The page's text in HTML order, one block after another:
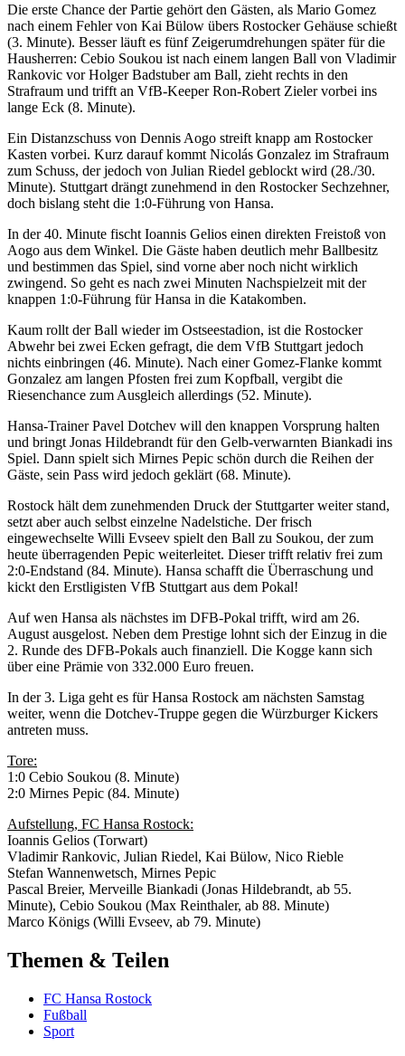
Die erste Chance der Partie gehört den Gästen, als Mario Gomez
nach einem Fehler von Kai Bülow übers Rostocker Gehäuse schießt
(3. Minute). Besser läuft es fünf Zeigerumdrehungen später für die
Hausherren: Cebio Soukou ist nach einem langen Ball von Vladimir
Rankovic vor Holger Badstuber am Ball, zieht rechts in den
Strafraum und trifft an VfB-Keeper Ron-Robert Zieler vorbei ins
lange Eck (8. Minute).
Ein Distanzschuss von Dennis Aogo streift knapp am Rostocker
Kasten vorbei. Kurz darauf kommt Nicolás Gonzalez im Strafraum
zum Schuss, der jedoch von Julian Riedel geblockt wird (28./30.
Minute). Stuttgart drängt zunehmend in den Rostocker Sechzehner,
doch bislang steht die 1:0-Führung von Hansa.
In der 40. Minute fischt Ioannis Gelios einen direkten Freistoß von
Aogo aus dem Winkel. Die Gäste haben deutlich mehr Ballbesitz
und bestimmen das Spiel, sind vorne aber noch nicht wirklich
zwingend. So geht es nach zwei Minuten Nachspielzeit mit der
knappen 1:0-Führung für Hansa in die Katakomben.
Kaum rollt der Ball wieder im Ostseestadion, ist die Rostocker
Abwehr bei zwei Ecken gefragt, die dem VfB Stuttgart jedoch
nichts einbringen (46. Minute). Nach einer Gomez-Flanke kommt
Gonzalez am langen Pfosten frei zum Kopfball, vergibt die
Riesenchance zum Ausgleich allerdings (52. Minute).
Hansa-Trainer Pavel Dotchev will den knappen Vorsprung halten
und bringt Jonas Hildebrandt für den Gelb-verwarnten Biankadi ins
Spiel. Dann spielt sich Mirnes Pepic schön durch die Reihen der
Gäste, sein Pass wird jedoch geklärt (68. Minute).
Rostock hält dem zunehmenden Druck der Stuttgarter weiter stand,
setzt aber auch selbst einzelne Nadelstiche. Der frisch
eingewechselte Willi Evseev spielt den Ball zu Soukou, der zum
heute überragenden Pepic weiterleitet. Dieser trifft relativ frei zum
2:0-Endstand (84. Minute). Hansa schafft die Überraschung und
kickt den Erstligisten VfB Stuttgart aus dem Pokal!
Auf wen Hansa als nächstes im DFB-Pokal trifft, wird am 26.
August ausgelost. Neben dem Prestige lohnt sich der Einzug in die
2. Runde des DFB-Pokals auch finanziell. Die Kogge kann sich
über eine Prämie von 332.000 Euro freuen.
In der 3. Liga geht es für Hansa Rostock am nächsten Samstag
weiter, wenn die Dotchev-Truppe gegen die Würzburger Kickers
antreten muss.
Tore:
1:0 Cebio Soukou (8. Minute)
2:0 Mirnes Pepic (84. Minute)
Aufstellung, FC Hansa Rostock:
Ioannis Gelios (Torwart)
Vladimir Rankovic, Julian Riedel, Kai Bülow, Nico Rieble
Stefan Wannenwetsch, Mirnes Pepic
Pascal Breier, Merveille Biankadi (Jonas Hildebrandt, ab 55.
Minute), Cebio Soukou (Max Reinthaler, ab 88. Minute)
Marco Königs (Willi Evseev, ab 79. Minute)
Themen & Teilen
FC Hansa Rostock
Fußball
Sport